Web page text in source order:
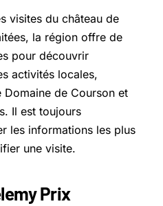
visites du château de
la région offre de
pour découvrir
activités locales,
Domaine de Courson et
Il est toujours
les informations les plus
une visite.
Prix